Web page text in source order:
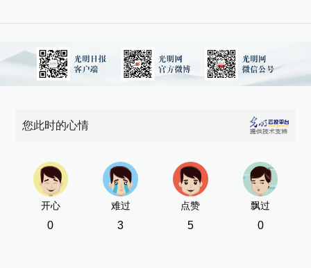
您此时的心情
开心
0
难过
3
点赞
5
飘过
0